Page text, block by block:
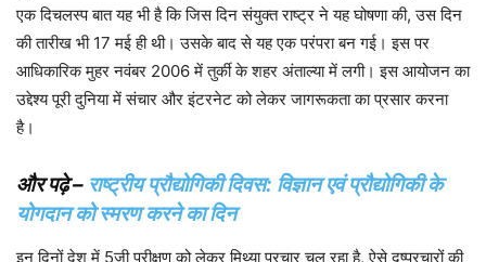
एक दिचलस्प बात यह भी है कि जिस दिन संयुक्त राष्ट्र ने यह घोषणा की, उस दिन
की तारीख भी 17 मई ही थी। उसके बाद से यह एक परंपरा बन गई। इस पर
आधिकारिक मुहर नवंबर 2006 में तुर्की के शहर अंताल्या में लगी। इस आयोजन का
उद्देश्य पूरी दुनिया में संचार और इंटरनेट को लेकर जागरूकता का प्रसार करना
है।
और पढ़े – राष्ट्रीय प्रौद्योगिकी दिवस: विज्ञान एवं प्रौद्योगिकी के
योगदान को स्मरण करने का दिन
इन दिनों देश में 5जी परीक्षण को लेकर मिथ्या प्रचार चल रहा है, ऐसे दुष्प्रचारों की